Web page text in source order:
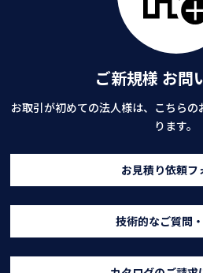
ご新規様 お問
お取引が初めての法人様は、こちら
ります。
お見積り依頼フ
技術的なご質問